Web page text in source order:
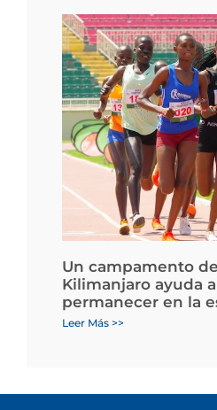
Un campamento
Kilimanjaro ayuda
permanecer en la
Leer Más >>